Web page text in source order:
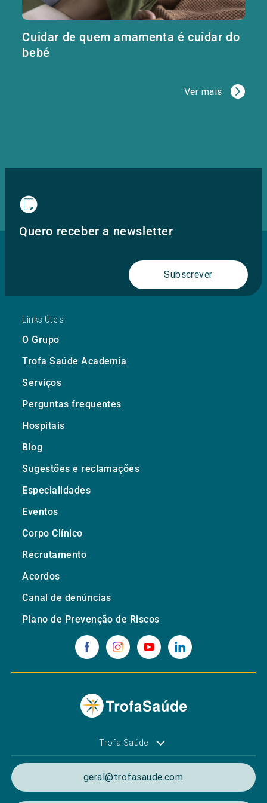
Cuidar de quem amamenta é cuidar do
bebé
Ver mais
Quero receber a newsletter
Subscrever
Links Úteis
O Grupo
Trofa Saúde Academia
Serviços
Perguntas frequentes
Hospitais
Blog
Sugestões e reclamações
Especialidades
Eventos
Corpo Clínico
Recrutamento
Acordos
Canal de denúncias
Plano de Prevenção de Riscos
Trofa Saúde
geral@trofasaude.com